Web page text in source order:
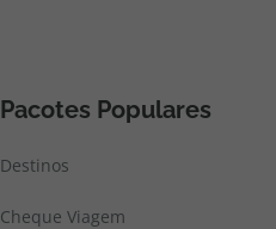
Pacotes Populares
Destinos
Cheque Viagem